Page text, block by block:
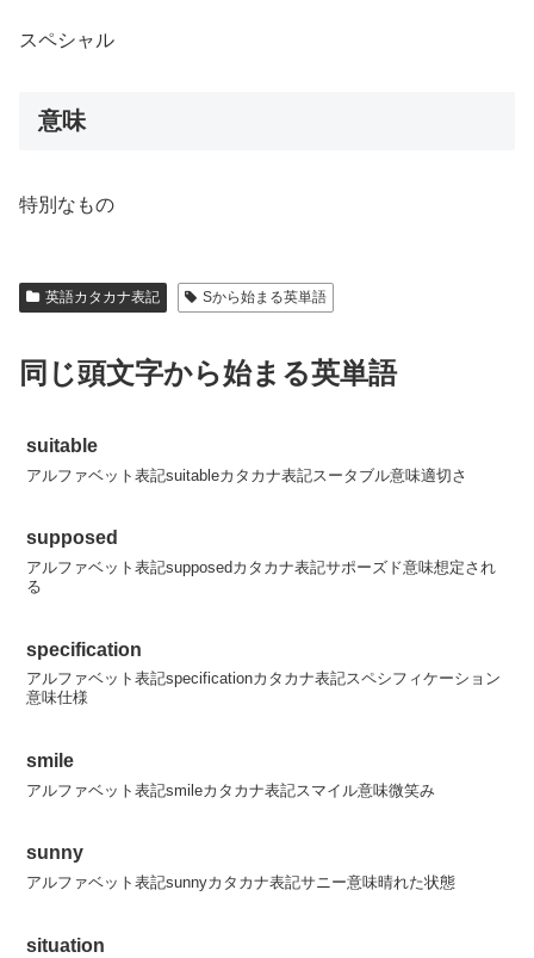
スペシャル
意味
特別なもの
英語カタカナ表記 Sから始まる英単語
同じ頭文字から始まる英単語
suitable
アルファベット表記suitableカタカナ表記スータブル意味適切さ
supposed
アルファベット表記supposedカタカナ表記サポーズド意味想定され
る
specification
アルファベット表記specificationカタカナ表記スペシフィケーション
意味仕様
smile
アルファベット表記smileカタカナ表記スマイル意味微笑み
sunny
アルファベット表記sunnyカタカナ表記サニー意味晴れた状態
situation